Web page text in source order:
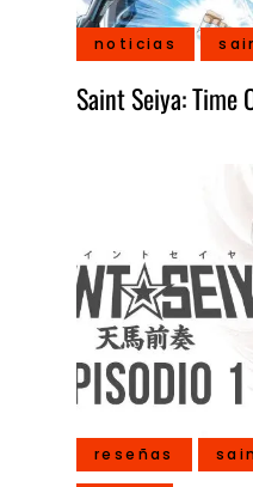
noticias
Saint Seiya: Time
reseñas